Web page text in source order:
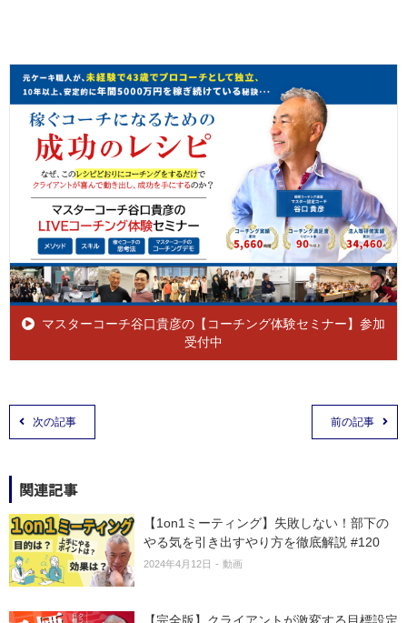
マスターコーチ谷口貴彦の【コーチング体験セミナー】参加
受付中
前の記事
次の記事
関連記事
【1on1ミーティング】失敗しない！部下の
やる気を引き出すやり方を徹底解説 #120
2024年4月12日 動画